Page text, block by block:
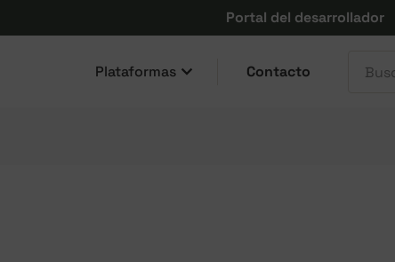
Portal del desarrollador
Plataformas Contacto